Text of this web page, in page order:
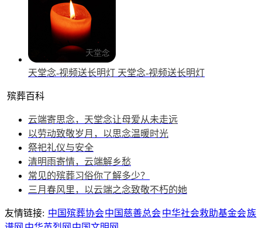
天堂念-视频送长明灯 天堂念-视频送长明灯
殡葬百科
云端寄思念，天堂念让母爱从未走远
以劳动致敬岁月，以思念温暖时光
祭祀礼仪与安全
清明雨寄情，云端解乡愁
常见的殡葬习俗你了解多少？
三月春风里，以云端之念致敬不朽的她
友情链接: 中国殡葬协会中国慈善总会中华社会救助基金会族